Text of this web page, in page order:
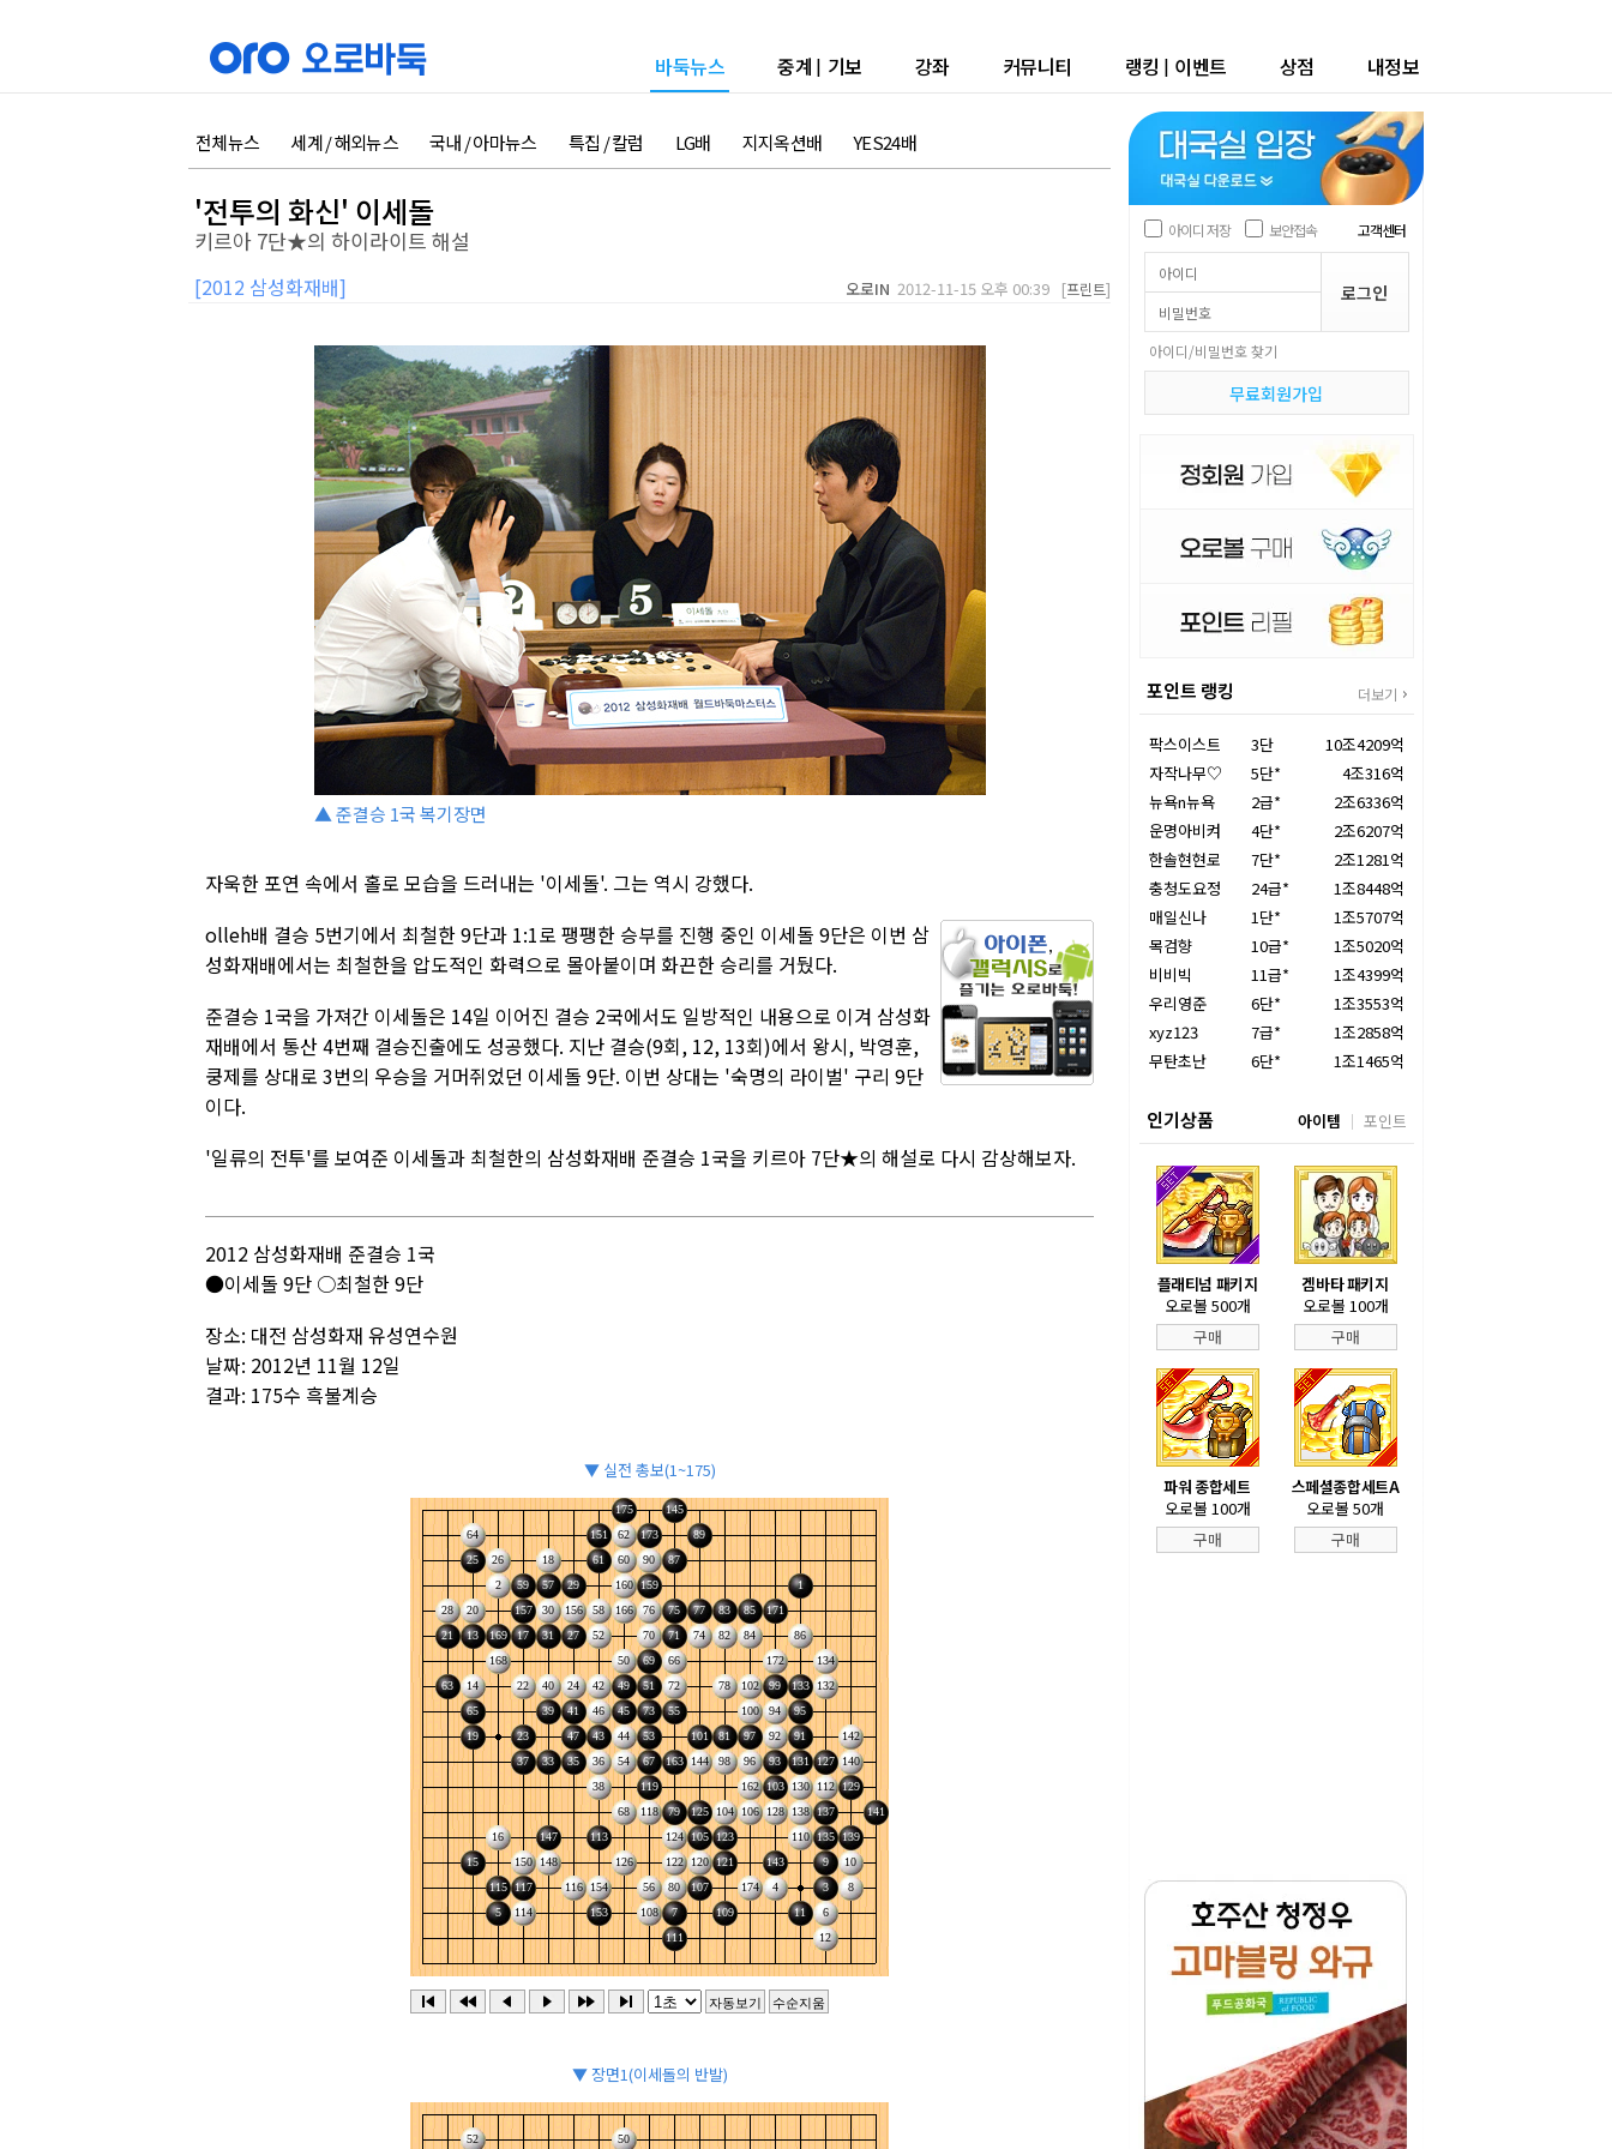
바둑뉴스 중계 | 기보 강좌 커뮤니티 랭킹 | 이벤트 상점 내정보
전체뉴스 세계 / 해외뉴스 국내 / 아마뉴스 특집 / 칼럼 LG배 지지옥션배 YES24배
'전투의 화신' 이세돌
키르아 7단★의 하이라이트 해설
[2012 삼성화재배] 오로IN 2012-11-15 오후 00:39 [프린트]
▲ 준결승 1국 복기장면
자욱한 포연 속에서 홀로 모습을 드러내는 '이세돌'. 그는 역시 강했다.
olleh배 결승 5번기에서 최철한 9단과 1:1로 팽팽한 승부를 진행 중인 이세돌 9단은 이번 삼
성화재배에서는 최철한을 압도적인 화력으로 몰아붙이며 화끈한 승리를 거뒀다.
준결승 1국을 가져간 이세돌은 14일 이어진 결승 2국에서도 일방적인 내용으로 이겨 삼성화
재배에서 통산 4번째 결승진출에도 성공했다. 지난 결승(9회, 12, 13회)에서 왕시, 박영훈,
쿵제를 상대로 3번의 우승을 거머쥐었던 이세돌 9단. 이번 상대는 '숙명의 라이벌' 구리 9단
이다.
'일류의 전투'를 보여준 이세돌과 최철한의 삼성화재배 준결승 1국을 키르아 7단★의 해설로 다시 감상해보자.
2012 삼성화재배 준결승 1국
●이세돌 9단 ○최철한 9단
장소: 대전 삼성화재 유성연수원
날짜: 2012년 11월 12일
결과: 175수 흑불계승
▼ 실전 총보(1~175)
▼ 장면1(이세돌의 반발)
아이디 저장 보안접속 고객센터
아이디/비밀번호 찾기
무료회원가입
포인트 랭킹 더보기
팍스이스트 3단
10조4209억
자작나무♡
5단*
4조316억
뉴욕n뉴욕
2급*
2조6336억
운명아비켜
4단*
2조6207억
한솔현현로
7단*
2조1281억
충청도요정
24급*
1조8448억
매일신나
1단*
1조5707억
목검향
10급*
1조5020억
비비빅
11급*
1조4399억
우리영준
6단*
1조3553억
xyz123
7급*
1조2858억
무탄초난
6단* 1조1465억
인기상품 아이템 포인트
플래티넘 패키지
오로볼 500개
구매
겜바타 패키지
오로볼 100개
구매
파워 종합세트
오로볼 100개
구매
스페셜종합세트A
오로볼 50개
구매